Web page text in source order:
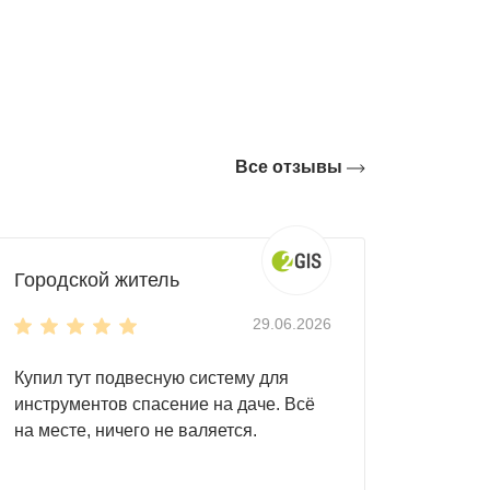
оборудованиe: садовый инвентарь,
Все отзывы
Городской житель
29.06.2026
Купил тут подвесную систему для
инструментов спасение на даче. Всё
на месте, ничего не валяется.